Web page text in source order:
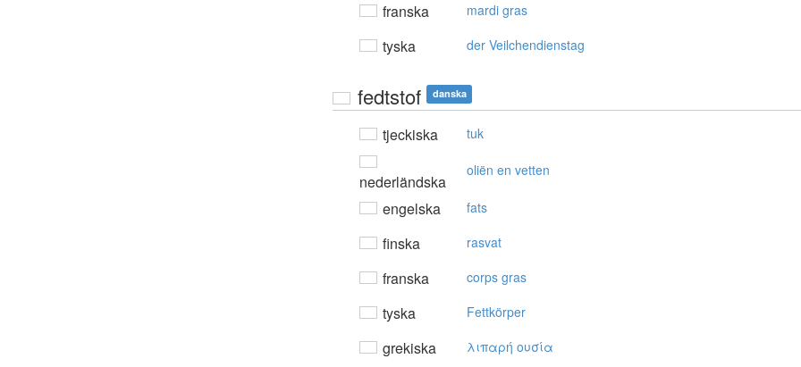
franska mardi gras
tyska der Veilchendienstag
fedtstof danska
tjeckiska tuk
nederländska
oliën en vetten
engelska fats
finska rasvat
franska corps gras
tyska Fettkörper
grekiska λιπαρή oυσία